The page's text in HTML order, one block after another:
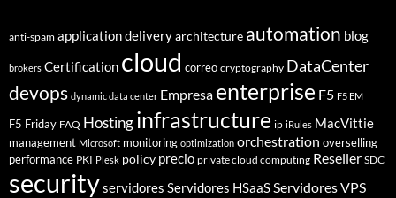
anti-spam application deliveryarchitecture automation blog
brokers Certification cloud correo cryptography DataCenter
devops dynamic data center Empresa enterprise F5 F5 EM
F5 Friday FAQ Hostinginfrastructure ip iRules MacVittie
management Microsoft monitoring optimization orchestration overselling
performance PKI Plesk policy precio private cloud computing Reseller SDC
securityservidores Servidores HSaaSServidores VPS